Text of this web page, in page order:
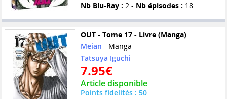
Nb Blu-Ray : 2 - Nb épisodes : 18
OUT - Tome 17 - Livre (Manga)
Meian - Manga
Tatsuya Iguchi
7.95€
Article disponible
Points fidelités : 50